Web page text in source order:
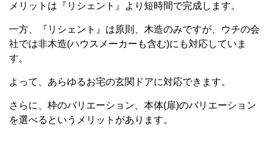
メリットは『リシェント』より短時間で完成します。
一方、『リシェント』は原則、木造のみですが、ウチの会
社では非木造(ハウスメーカーも含む)にも対応していま
す。
よって、あらゆるお宅の玄関ドアに対応できます。
さらに、枠のバリエーション、本体(扉)のバリエーション
を選べるというメリットがあります。